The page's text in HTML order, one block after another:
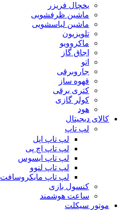
یخچال فریزر
ماشین ظرفشویی
ماشین لباسشویی
تلویزیون
ماکروویو
اجاق گاز
اتو
جاروبرقی
قهوه ساز
کتری برقی
کولر گازی
هود
کالای دیجیتال
لپ تاپ
لپ تاپ اپل
لپ تاپ اچ پی
لپ تاپ ایسوس
لپ تاپ لنوو
لپ تاپ مایکروسافت
کنسول بازی
ساعت هوشمند
موتور سیکلت